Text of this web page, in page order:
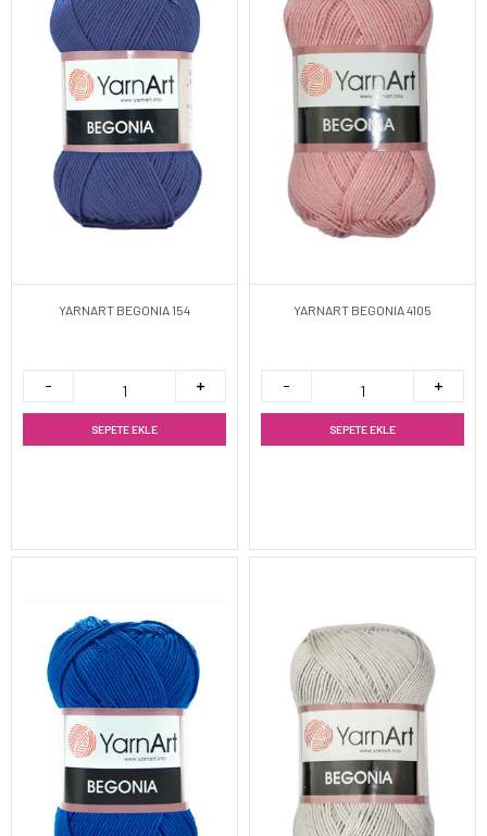
YARNART BEGONIA 154
SEPETE EKLE
YARNART BEGONIA 4105
SEPETE EKLE